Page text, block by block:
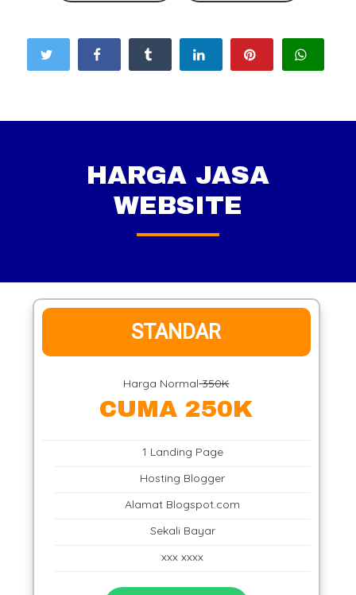
HARGA JASA
WEBSITE
STANDAR
Harga Normal350K
CUMA 250K
1 Landing Page
Hosting Blogger
Alamat Blogspot.com
Sekali Bayar
xxx xxxx